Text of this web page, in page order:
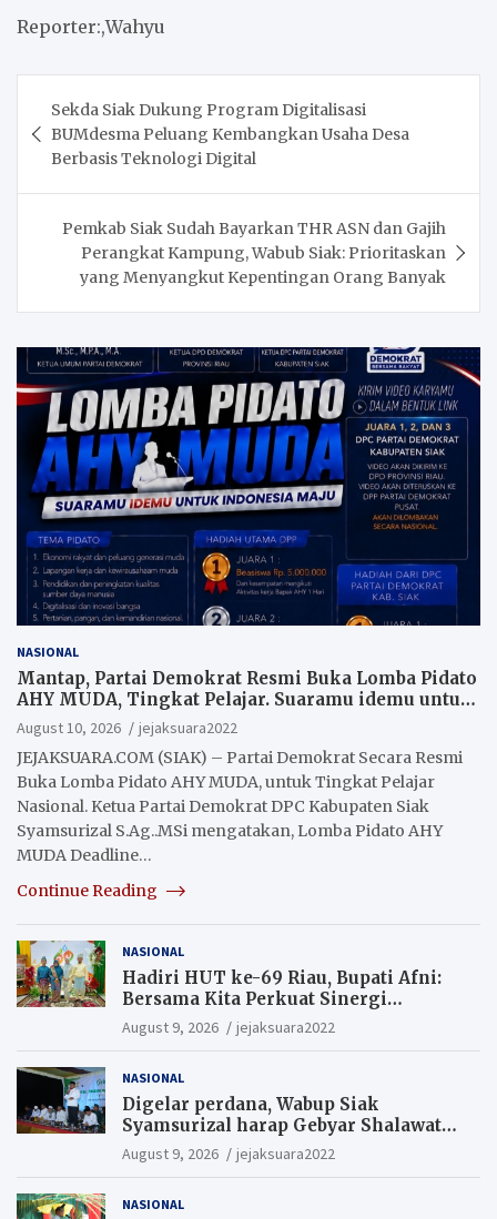
Reporter:,Wahyu
navigation
Sekda Siak Dukung Program Digitalisasi
BUMdesma Peluang Kembangkan Usaha Desa
Berbasis Teknologi Digital
Pemkab Siak Sudah Bayarkan THR ASN dan Gajih
Perangkat Kampung, Wabub Siak: Prioritaskan
yang Menyangkut Kepentingan Orang Banyak
NASIONAL
Mantap, Partai Demokrat Resmi Buka Lomba Pidato
AHY MUDA, Tingkat Pelajar. Suaramu idemu untuk
Indonesia maju
August 10, 2026
jejaksuara2022
JEJAKSUARA.COM (SIAK) – Partai Demokrat Secara Resmi
Buka Lomba Pidato AHY MUDA, untuk Tingkat Pelajar
Nasional. Ketua Partai Demokrat DPC Kabupaten Siak
Syamsurizal S.Ag..MSi mengatakan, Lomba Pidato AHY
MUDA Deadline…
Continue Reading
NASIONAL
Hadiri HUT ke-69 Riau, Bupati Afni:
Bersama Kita Perkuat Sinergi
Pembangunan
August 9, 2026 jejaksuara2022
NASIONAL
Digelar perdana, Wabup Siak
Syamsurizal harap Gebyar Shalawat
bisa meningkatkan nilai keagamaan
ditengah-tengah masyarakat.
August 9, 2026 jejaksuara2022
NASIONAL